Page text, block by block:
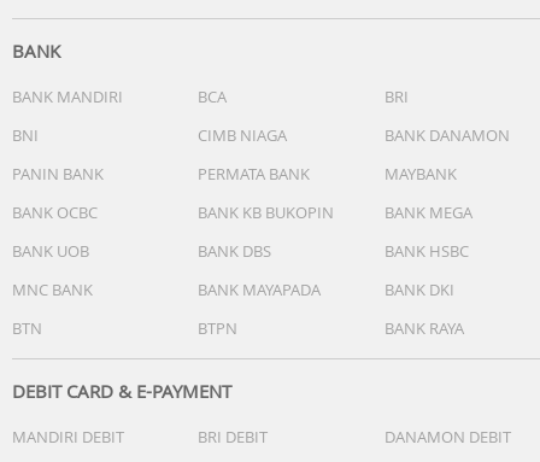
BANK
BANK MANDIRI BCA
BRI
BNI
CIMB NIAGA
BANK DANAMON
PANIN BANK
PERMATA BANK
MAYBANK
BANK OCBC
BANK KB BUKOPIN
BANK MEGA
BANK UOB
BANK DBS
BANK HSBC
MNC BANK
BANK MAYAPADA
BANK DKI
BTN
BTPN BANK RAYA
DEBIT CARD & E-PAYMENT
MANDIRI DEBIT BRI DEBIT
DANAMON DEBIT